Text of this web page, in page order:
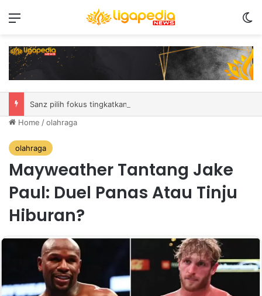
Home /olahraga
olahraga
Mayweather Tantang Jake
Paul: Duel Panas Atau Tinju
Hiburan?